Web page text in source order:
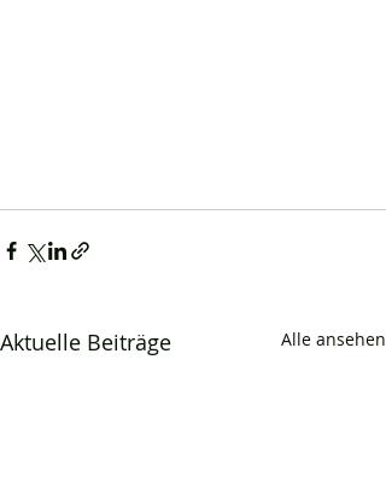
Aktuelle Beiträge Alle ansehen